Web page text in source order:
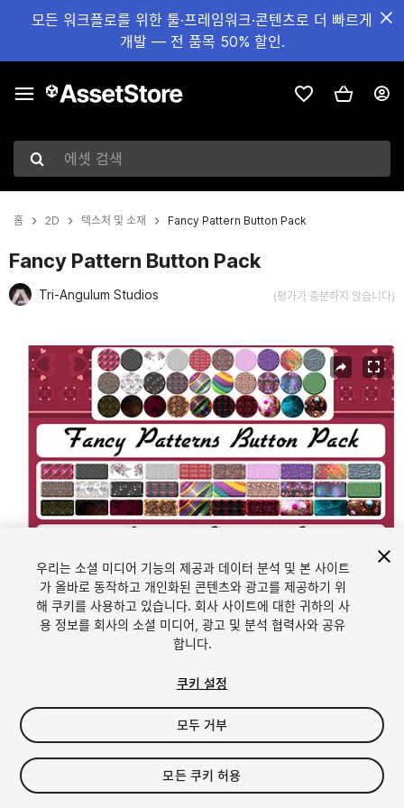
모든 워크플로를 위한 툴·프레임워크·콘텐츠로 더 빠르게
개발 — 전 품목 50% 할인.
에셋 검색
홈 2D 텍스처 및 소재 Fancy Pattern Button Pack
Fancy Pattern Button Pack
Tri-Angulum Studios (평가가 충분하지 않습니다)
현재 슬라이드: 1 / 2
/2
$4.99
우리는 소셜 미디어 기능의 제공과 데이터 분석 및 본 사이트
가 올바로 동작하고 개인화된 콘텐츠와 광고를 제공하기 위
해 쿠키를 사용하고 있습니다. 회사 사이트에 대한 귀하의 사
용 정보를 회사의 소셜 미디어, 광고 및 분석 협력사와 공유
합니다.
쿠키 설정
모두 거부
모든 쿠키 허용